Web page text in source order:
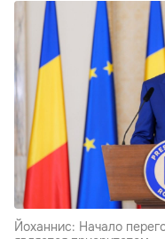
Йоханнис: Начало